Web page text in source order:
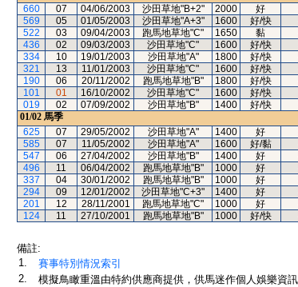
660
07 04/06/2003 沙田草地"B+2" 2000 好
569
05 01/05/2003 沙田草地"A+3" 1600 好/快
522
03 09/04/2003 跑馬地草地"C" 1650 黏
436
02 09/03/2003 沙田草地"C" 1600 好/快
334
10 19/01/2003 沙田草地"A" 1800 好/快
321
13 11/01/2003 沙田草地"C" 1600 好/快
190
06 20/11/2002 跑馬地草地"B" 1800 好/快
101
01 16/10/2002 沙田草地"C" 1600 好/快
019
02 07/09/2002 沙田草地"B" 1400 好/快
01/02 馬季
625
07 29/05/2002 沙田草地"A" 1400 好
585
07 11/05/2002 沙田草地"A" 1600 好/黏
547
06 27/04/2002 沙田草地"B" 1400 好
496
11 06/04/2002 跑馬地草地"B" 1000 好
337
04 30/01/2002 跑馬地草地"B" 1000 好
294
09 12/01/2002 沙田草地"C+3" 1400 好
201
12 28/11/2001 跑馬地草地"C" 1000 好
124
11 27/10/2001 跑馬地草地"B" 1000 好/快
備註:
1.
賽事特別情況索引
2.
模擬鳥瞰重溫由特約供應商提供，供馬迷作個人娛樂資